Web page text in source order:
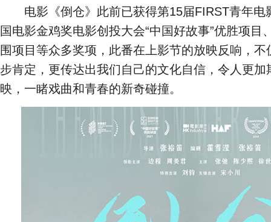
电影《倒仓》此前已获得第15届FIRST青年电
国电影金鸡奖电影创投大会“中国好故事”优胜项目
围项目等众多奖项，此番在上影节的放映反响，
步肯定，更传达出我们自己的文化自信，令人更
映，一睹戏曲和青春的新奇碰撞。